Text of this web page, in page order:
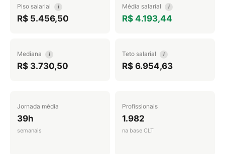
Piso salarial i
R$ 5.456,50
Média salarial i
R$ 4.193,44
Mediana i
R$ 3.730,50
Teto salarial i
R$ 6.954,63
Jornada média
39h
semanais
Profissionais
1.982
na base CLT